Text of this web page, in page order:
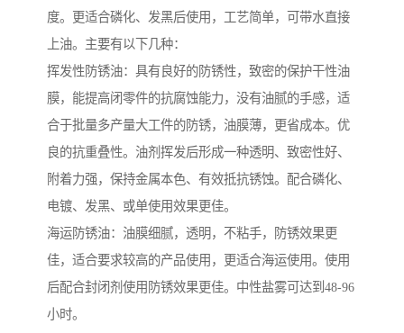
度。更适合磷化、发黑后使用，工艺简单，可带水直接
上油。主要有以下几种：
挥发性防锈油：具有良好的防锈性，致密的保护干性油
膜，能提高闭零件的抗腐蚀能力，没有油腻的手感，适
合于批量多产量大工件的防锈，油膜薄，更省成本。优
良的抗重叠性。油剂挥发后形成一种透明、致密性好、
附着力强，保持金属本色、有效抵抗锈蚀。配合磷化、
电镀、发黑、或单使用效果更佳。
海运防锈油：油膜细腻，透明，不粘手，防锈效果更
佳，适合要求较高的产品使用，更适合海运使用。使用
后配合封闭剂使用防锈效果更佳。中性盐雾可达到48-96
小时。